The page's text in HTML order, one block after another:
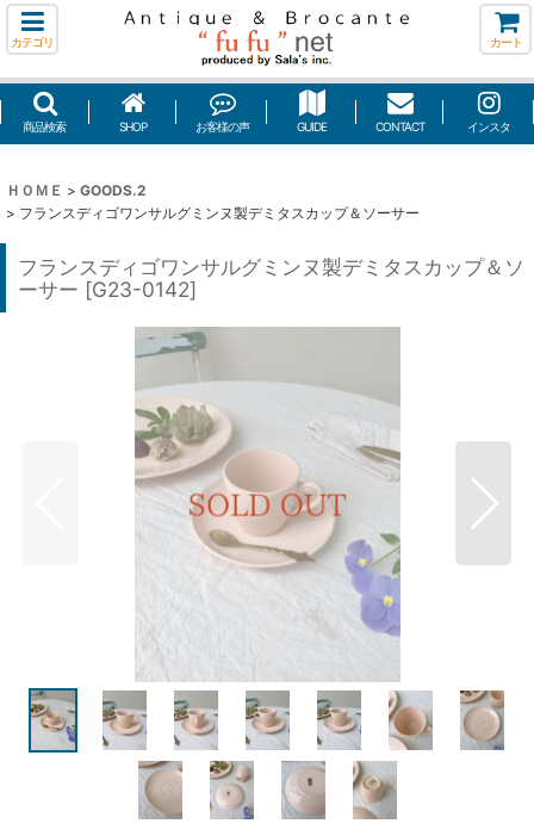
カテゴリ カート
商品検索 SHOP お客様の声 GUIDE CONTACT インスタ
ＨＯＭＥ > GOODS.2
> フランスディゴワンサルグミンヌ製デミタスカップ＆ソーサー
フランスディゴワンサルグミンヌ製デミタスカップ＆ソ
ーサー [G23-0142]